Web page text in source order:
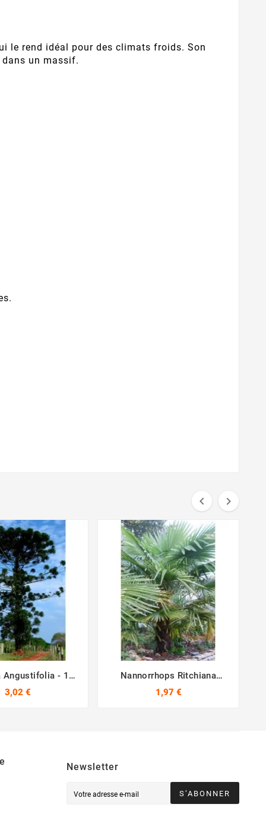
le rend idéal pour des climats froids. Son
un massif.
 

Angustifolia - 10
Graines
3,02 €

Nannorrhops Ritchiana
Kashmir - 10 Graines
1,97 €
Newsletter
S’ABONNER